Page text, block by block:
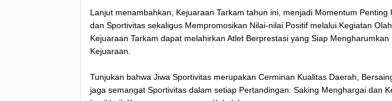
Lanjut menambahkan, Kejuaraan Tarkam tahun ini, menjadi Momentum
dan Sportivitas sekaligus Mempromosikan Nilai-nilai Positif melalui Kegiatan
Kejuaraan Tarkam dapat melahirkan Atlet Berprestasi yang Siap
Kejuaraan.
Tunjukan bahwa Jiwa Sportivitas merupakan Cerminan Kualitas Daerah,
jaga semangat Sportivitas dalam setiap Pertandingan. Saking Menghargai dan